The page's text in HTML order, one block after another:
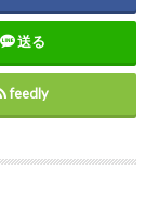
送る
feedly